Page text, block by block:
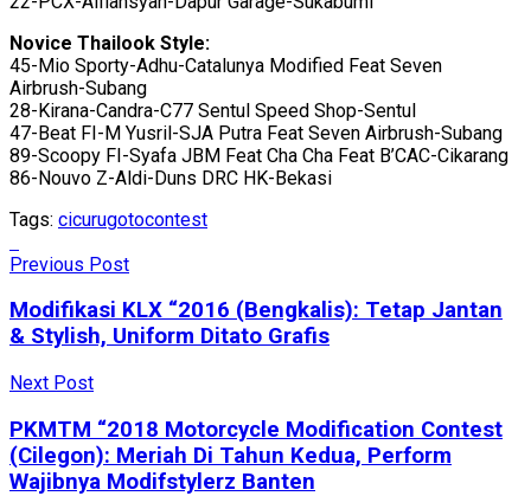
Novice Thailook Style:
45-Mio Sporty-Adhu-Catalunya Modified Feat Seven
Airbrush-Subang
28-Kirana-Candra-C77 Sentul Speed Shop-Sentul
47-Beat FI-M Yusril-SJA Putra Feat Seven Airbrush-Subang
89-Scoopy FI-Syafa JBM Feat Cha Cha Feat B’CAC-Cikarang
86-Nouvo Z-Aldi-Duns DRC HK-Bekasi
Tags: cicurugotocontest
Previous Post
Modifikasi KLX “2016 (Bengkalis): Tetap Jantan
& Stylish, Uniform Ditato Grafis
Next Post
PKMTM “2018 Motorcycle Modification Contest
(Cilegon): Meriah Di Tahun Kedua, Perform
Wajibnya Modifstylerz Banten